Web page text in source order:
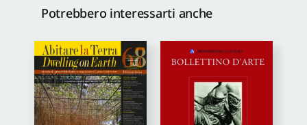
Potrebbero interessarti anche